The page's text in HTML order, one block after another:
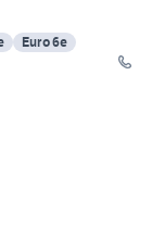
Euro 6e